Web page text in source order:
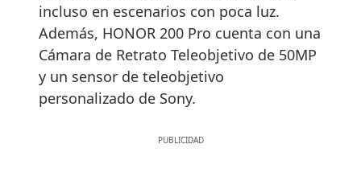
incluso en escenarios con poca luz.
Además, HONOR 200 Pro cuenta con una
Cámara de Retrato Teleobjetivo de 50MP
y un sensor de teleobjetivo
personalizado de Sony.